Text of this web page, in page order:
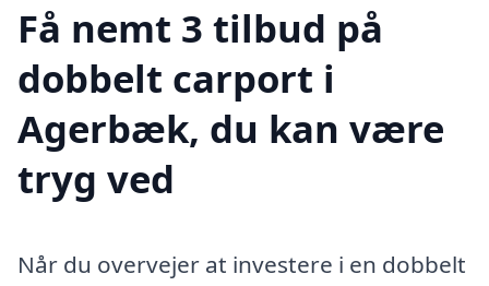
Få nemt 3 tilbud på
dobbelt carport i
Agerbæk, du kan være
tryg ved
Når du overvejer at investere i en dobbelt